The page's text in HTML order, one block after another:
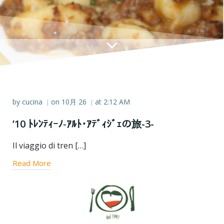
by cucina | on 10月 26 | at 2:12 AM
’10 ﾄﾚﾝﾃｨｰﾉ‐ｱﾙﾄ･ｱﾃﾞｨｼﾞｪの旅-3-
Il viaggio di tren […]
Read More